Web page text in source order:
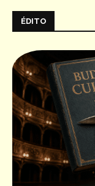
ÉDITO